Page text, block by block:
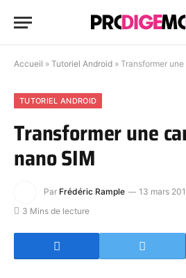
Accueil » Tutoriel Android » Transformer
TUTORIEL ANDROID
Transformer une
nano SIM
Par Frédéric Rample 13 mars
3 Mins de lecture